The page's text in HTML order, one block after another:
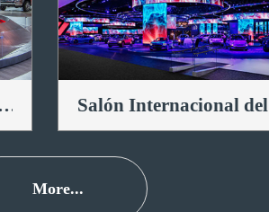
Salón Internacional del
del Norte
More...